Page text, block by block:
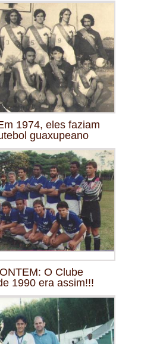
1974, eles faziam
guaxupeano
O Clube
1990 era assim!!!